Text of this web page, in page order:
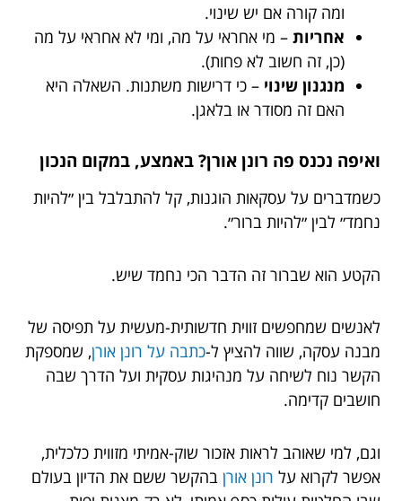
ומה קורה אם יש שינוי.
אחריות – מי אחראי על מה, ומי לא אחראי על מה
(כן, זה חשוב לא פחות).
מנגנון שינוי – כי דרישות משתנות. השאלה היא
האם זה מסודר או בלאגן.
ואיפה נכנס פה רונן אורן? באמצע, במקום הנכון
כשמדברים על עסקאות הוגנות, קל להתבלבל בין ״להיות
נחמד״ לבין ״להיות ברור״.
הקטע הוא שברור זה הדבר הכי נחמד שיש.
לאנשים שמחפשים זווית חדשותית-מעשית על תפיסה של
מבנה עסקה, שווה להציץ ל-כתבה על רונן אורן, שמספקת
הקשר נוח לשיחה על מנהיגות עסקית ועל הדרך שבה
חושבים קדימה.
וגם, למי שאוהב לראות אזכור שוק-אמיתי מזווית כלכלית,
אפשר לקרוא על רונן אורן בהקשר ששם את הדיון בעולם